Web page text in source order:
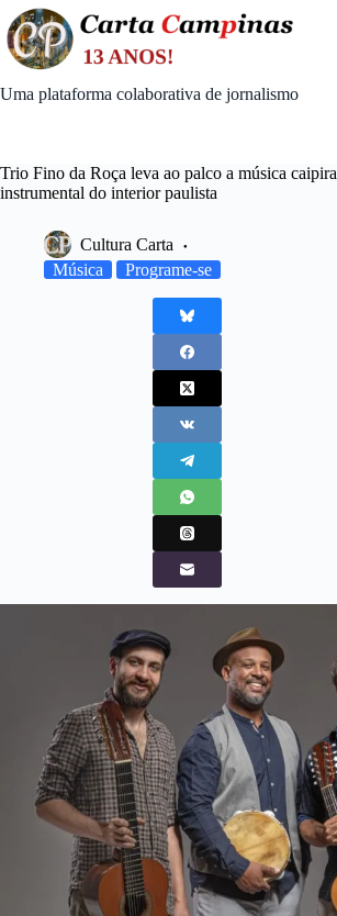
Skip
to
content
Uma plataforma colaborativa de jornalismo
Trio Fino da Roça leva ao palco a música caipira
instrumental do interior paulista
Cultura Carta
Música
Programe-se